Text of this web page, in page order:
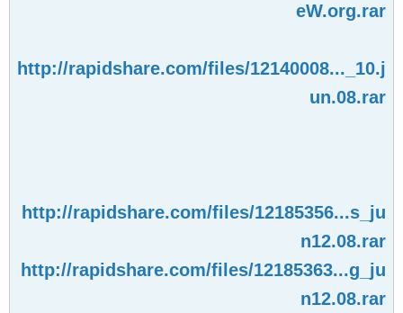
eW.org.rar
http://rapidshare.com/files/12140008..._10.j
un.08.rar
http://rapidshare.com/files/12185356...s_ju
n12.08.rar
http://rapidshare.com/files/12185363...g_ju
n12.08.rar